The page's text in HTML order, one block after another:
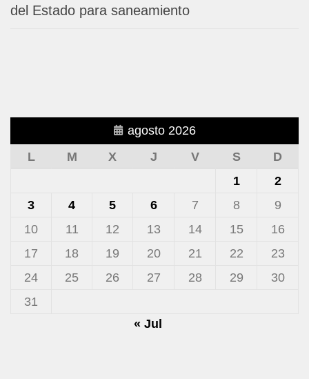
del Estado para saneamiento
agosto 2026
L
M X J V S
D
1
2
3
4 5 6 7 8
9
10
11 12 13 14 15
16
17
18 19 20 21 22
23
24
25 26 27 28 29
30
31
« Jul